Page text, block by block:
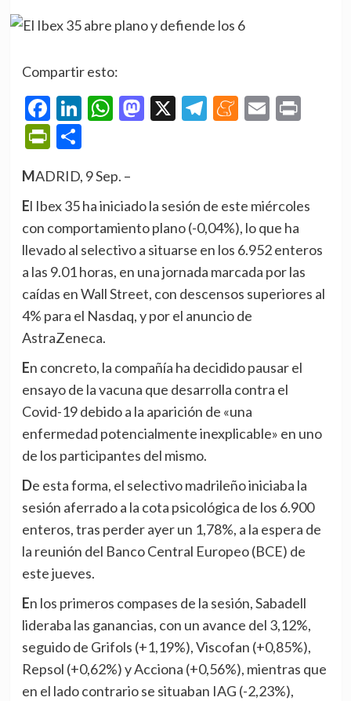
Compartir esto:
Facebook
LinkedIn
WhatsApp
Mastodon
X Telegram
Meneame
Email
PrintFriendly
Compartir
MADRID, 9 Sep. –
El Ibex 35 ha iniciado la sesión de este miércoles
con comportamiento plano (-0,04%), lo que ha
llevado al selectivo a situarse en los 6.952 enteros
a las 9.01 horas, en una jornada marcada por las
caídas en Wall Street, con descensos superiores al
4% para el Nasdaq, y por el anuncio de
AstraZeneca.
En concreto, la compañía ha decidido pausar el
ensayo de la vacuna que desarrolla contra el
Covid-19 debido a la aparición de «una
enfermedad potencialmente inexplicable» en uno
de los participantes del mismo.
De esta forma, el selectivo madrileño iniciaba la
sesión aferrado a la cota psicológica de los 6.900
enteros, tras perder ayer un 1,78%, a la espera de
la reunión del Banco Central Europeo (BCE) de
este jueves.
En los primeros compases de la sesión, Sabadell
lideraba las ganancias, con un avance del 3,12%,
seguido de Grifols (+1,19%), Viscofan (+0,85%),
Repsol (+0,62%) y Acciona (+0,56%), mientras que
en el lado contrario se situaban IAG (-2,23%),